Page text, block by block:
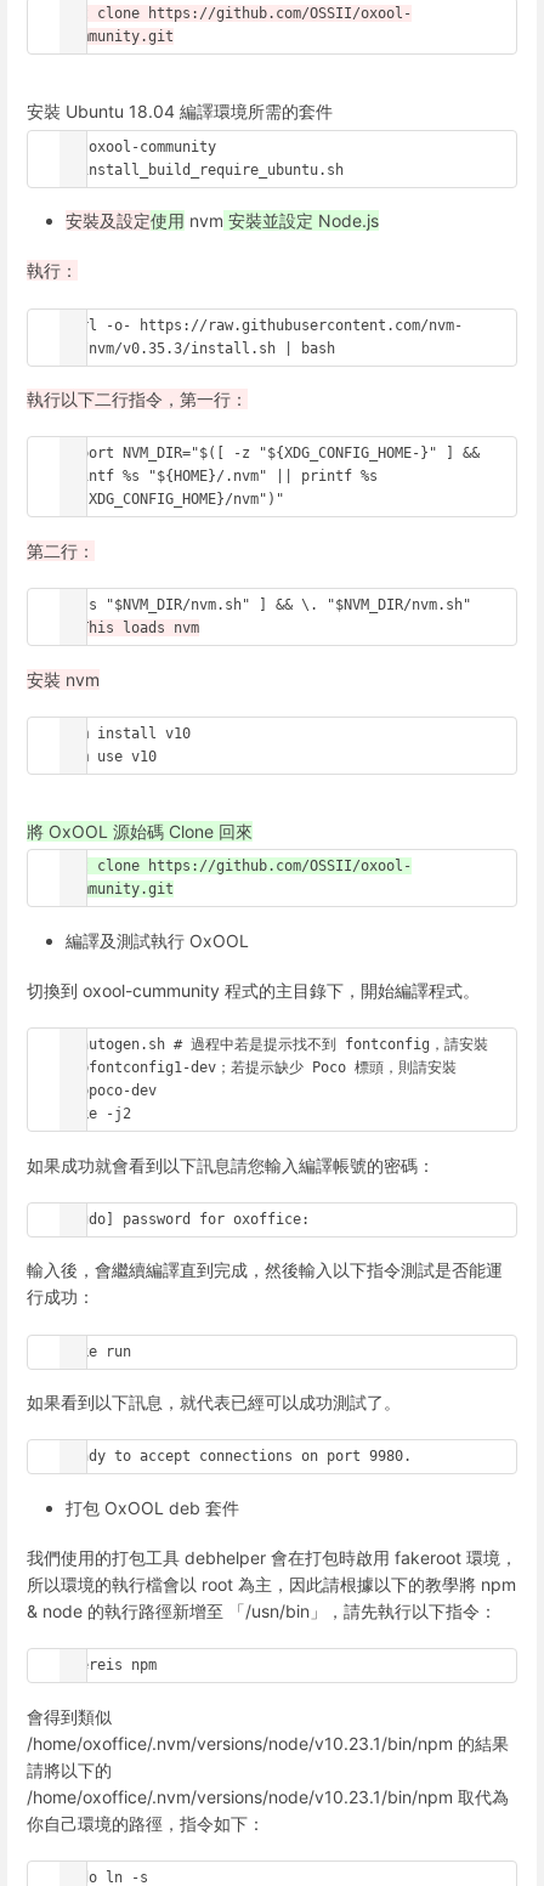
git clone https://github.com/OSSII/oxool-
community.git
安裝 Ubuntu 18.04 編譯環境所需的套件
cd oxool-community
./install_build_require_ubuntu.sh
安裝及設定使用 nvm 安裝並設定 Node.js
執行：
curl -o- https://raw.githubusercontent.com/nvm-
sh/nvm/v0.35.3/install.sh | bash
執行以下二行指令，第一行：
export NVM_DIR="$([ -z "${XDG_CONFIG_HOME-}" ] &&
printf %s "${HOME}/.nvm" || printf %s
"${XDG_CONFIG_HOME}/nvm")"
第二行：
# This loads nvm
安裝 nvm
nvm install v10
nvm use v10
將 OxOOL 源始碼 Clone 回來
git clone https://github.com/OSSII/oxool-
community.git
編譯及測試執行 OxOOL
切換到 oxool-cummunity 程式的主目錄下，開始編譯程式。
./autogen.sh # 過程中若是提示找不到 fontconfig，請安裝
libfontconfig1-dev；若提示缺少 Poco 標頭，則請安裝
libpoco-dev
make -j2
如果成功就會看到以下訊息請您輸入編譯帳號的密碼：
[sudo] password for oxoffice:
輸入後，會繼續編譯直到完成，然後輸入以下指令測試是否能運
行成功：
make run
如果看到以下訊息，就代表已經可以成功測試了。
Ready to accept connections on port 9980.
打包 OxOOL deb 套件
我們使用的打包工具 debhelper 會在打包時啟用 fakeroot 環境，
所以環境的執行檔會以 root 為主，因此請根據以下的教學將 npm
& node 的執行路徑新增至 「/usn/bin」，請先執行以下指令：
whereis npm
會得到類似
/home/oxoffice/.nvm/versions/node/v10.23.1/bin/npm 的結果
請將以下的
/home/oxoffice/.nvm/versions/node/v10.23.1/bin/npm 取代為
你自己環境的路徑，指令如下：
sudo ln -s